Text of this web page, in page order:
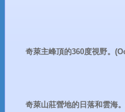
奇萊主峰頂的360度視野。
奇萊山莊營地的日落和雲海